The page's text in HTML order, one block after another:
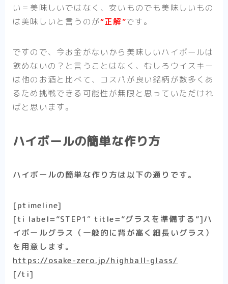
い＝美味しいではなく、安いものでも美味しいもの
は美味しい と言うのが“正解”です。
ですので、今お金がないから美味しいハイボールは
飲めないの？と言うことはなく、むしろウイスキー
は他のお酒と比べて、コスパが良い銘柄が数多くあ
るため挑戦できる可能性が無限と思っていただけれ
ばと思います。
ハイボールの簡単な作り方
ハイボールの簡単な作り方は以下の通りです。
[ptimeline]
[ti label=”STEP1″ title=”グラスを準備する”]ハ
イボールグラス（一般的に背が高く細長いグラス）
を用意します。
https://osake-zero.jp/highball-glass/
[/ti]